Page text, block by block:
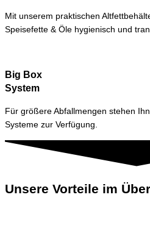
Mit unserem praktischen
Speisefette & Öle hygienisch und
Big Box
System
Für größere Abfallmengen stehen
Systeme zur Verfügung.
Unsere Vorteile im